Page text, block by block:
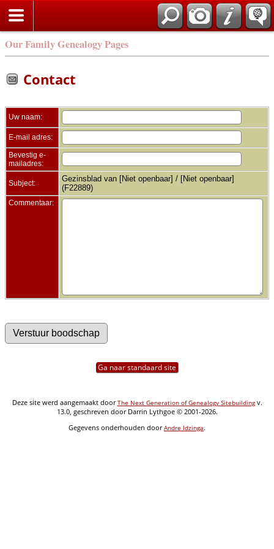
Our Family Genealogy Pages
Contact
Uw naam:
E-mail adres:
Bevestig e-
mailadres:
Subject:
Gezinsblad van [Niet openbaar] / [Niet openbaar]
(F22889)
Commentaar:
Ga naar standaard site
Deze site werd aangemaakt doorThe Next Generation of Genealogy Sitebuildingv.
13.0, geschreven door Darrin Lythgoe © 2001-2026.
Gegevens onderhouden doorAndre Idzinga.